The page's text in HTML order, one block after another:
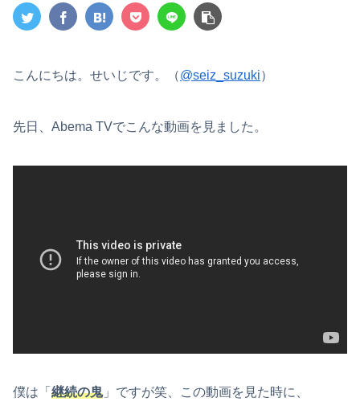
こんにちは。せいじです。（@seiz_suzuki）
先日、Abema TVでこんな動画を見ました。
僕は「 継続の鬼」ですが笑、この動画を見た時に、